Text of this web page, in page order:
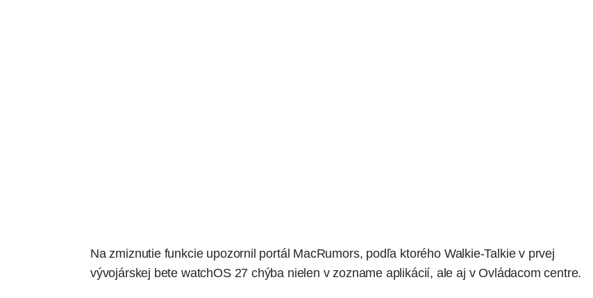
Na zmiznutie funkcie upozornil portál MacRumors, podľa ktorého Walkie-Talkie v prvej
vývojárskej bete watchOS 27 chýba nielen v zozname aplikácií, ale aj v Ovládacom centre.